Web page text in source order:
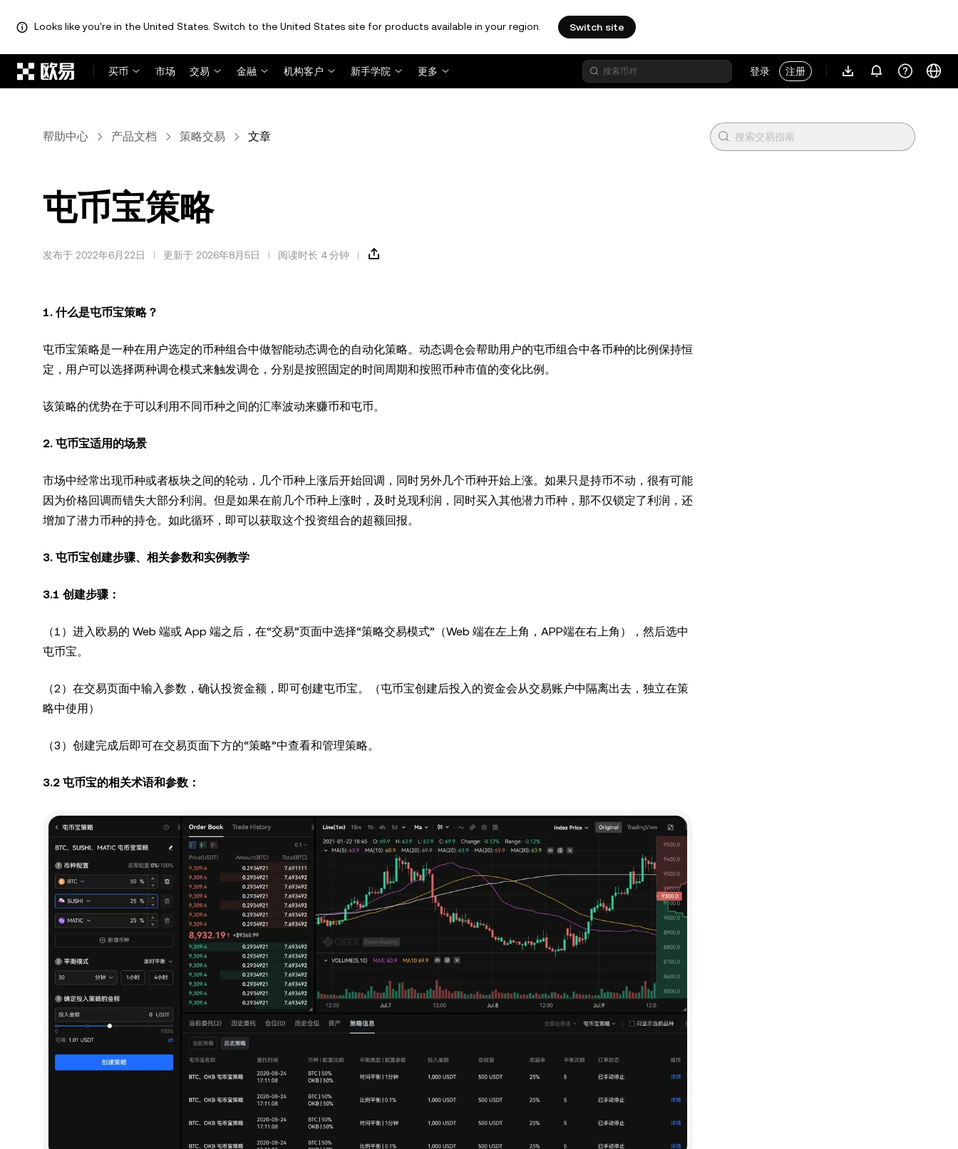
Looks like you're in the United States. Switch to the United States site for products available in your region. Switch site
买币
市场 交易 金融 机构客户 新手学院 更多 登录 注册
帮助中心 产品文档 策略交易 文章
屯币宝策略
发布于 2022年6月22日 更新于 2026年8月5日 阅读时长 4 分钟
1. 什么是屯币宝策略？
屯币宝策略是一种在用户选定的币种组合中做智能动态调仓的自动化策略。动态调仓会帮助用户的屯币组合中各币种的比例保持恒
定，用户可以选择两种调仓模式来触发调仓，分别是按照固定的时间周期和按照币种市值的变化比例。
该策略的优势在于可以利用不同币种之间的汇率波动来赚币和屯币。
2. 屯币宝适用的场景
市场中经常出现币种或者板块之间的轮动，几个币种上涨后开始回调，同时另外几个币种开始上涨。如果只是持币不动，很有可能
因为价格回调而错失大部分利润。但是如果在前几个币种上涨时，及时兑现利润，同时买入其他潜力币种，那不仅锁定了利润，还
增加了潜力币种的持仓。如此循环，即可以获取这个投资组合的超额回报。
3. 屯币宝创建步骤、相关参数和实例教学
3.1 创建步骤：
（1）进入欧易的 Web 端或 App 端之后，在“交易”页面中选择“策略交易模式”（Web 端在左上角，APP端在右上角），然后选中
屯币宝。
（2）在交易页面中输入参数，确认投资金额，即可创建屯币宝。（屯币宝创建后投入的资金会从交易账户中隔离出去，独立在策
略中使用）
（3）创建完成后即可在交易页面下方的“策略”中查看和管理策略。
3.2 屯币宝的相关术语和参数：